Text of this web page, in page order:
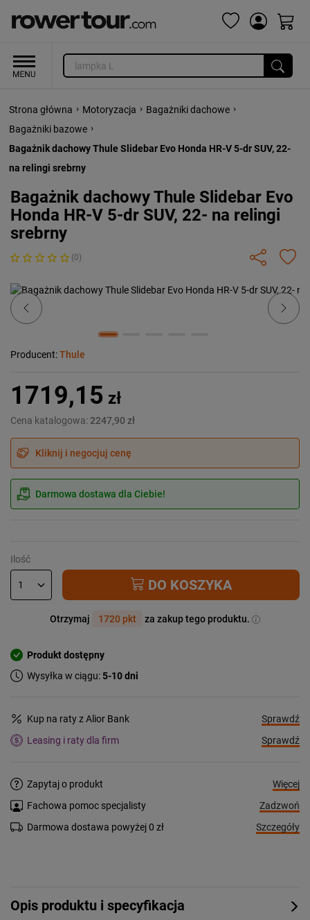
Strona główna › Motoryzacja › Bagażniki dachowe ›
Bagażniki bazowe ›
Bagażnik dachowy Thule Slidebar Evo Honda HR-V 5-dr SUV, 22-
na relingi srebrny
Bagażnik dachowy Thule Slidebar Evo
Honda HR-V 5-dr SUV, 22- na relingi
srebrny
(0)
Previous Next
Producent:Thule
1719,15 zł
Cena katalogowa: 2247,90 zł
Kliknij i negocjuj cenę
Darmowa dostawa dla Ciebie!
Ilość
DO KOSZYKA
Otrzymaj 1720 pkt za zakup tego produktu.
Produkt dostępny
Wysyłka w ciągu:5-10 dni
Kup na raty z Alior Bank
Sprawdź
Leasing i raty dla firm
Sprawdź
Zapytaj o produkt
Więcej
Fachowa pomoc specjalisty
Zadzwoń
Darmowa dostawa powyżej 0 zł
Szczegóły
Opis produktu i specyfikacja